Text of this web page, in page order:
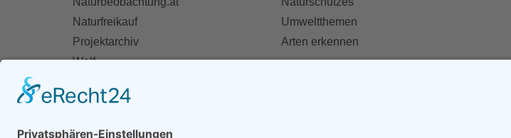
Naturfreikauf
Projektarchiv
Wolf
Umweltthemen
Arten erkennen